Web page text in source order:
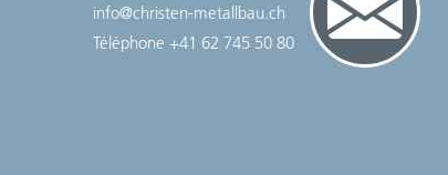
info@christen-metallbau.ch
Téléphone +41 62 745 50 80